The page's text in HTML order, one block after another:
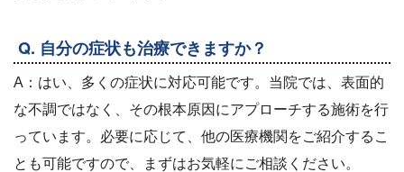
Q. 自分の症状も治療できますか？
A：はい、多くの症状に対応可能です。当院では、表面的
な不調ではなく、その根本原因にアプローチする施術を行
っています。必要に応じて、他の医療機関をご紹介するこ
とも可能ですので、まずはお気軽にご相談ください。